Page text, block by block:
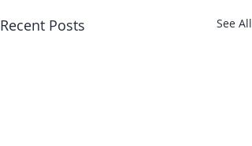
Recent Posts See All